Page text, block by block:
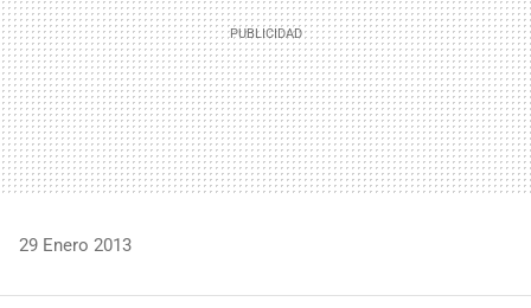
29 Enero 2013